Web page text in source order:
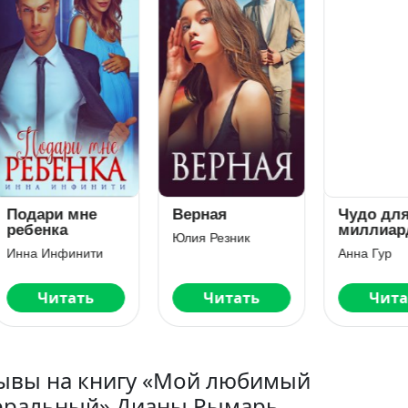
мне
Инфинити
Читать
Верная
Юлия Резник
Читать
Чудо для
Новогодняя
история
Анна Гур
Читать
на книгу «Мой любимый